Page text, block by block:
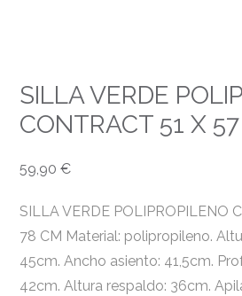
SILLA VERDE
CONTRACT 51 X
59,90€
SILLA VERDE POLIPROPILENO
78 CM Material: polipropileno.
45cm. Ancho asiento: 41,5cm.
42cm. Altura respaldo: 36cm.